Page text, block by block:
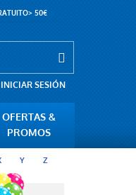
50€
INICIAR SESIÓN
OFERTAS &
PROMOS
Y Z